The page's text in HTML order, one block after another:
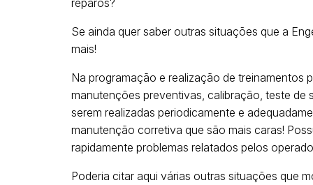
Se ainda quer saber outras situações que a
mais!
Na programação e realização de treinamentos
manutenções preventivas, calibração, teste de
serem realizadas periodicamente e
manutenção corretiva que são mais caras!
rapidamente problemas relatados pelos
Poderia citar aqui várias outras situações que